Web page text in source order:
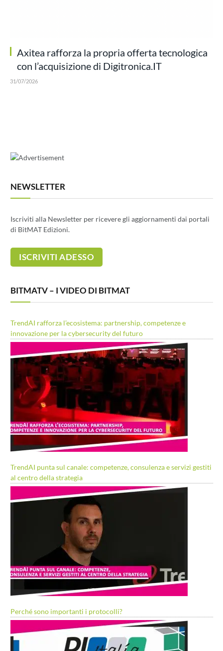
Axitea rafforza la propria offerta tecnologica
con l’acquisizione di Digitronica.IT
31/07/2026
NEWSLETTER
Iscriviti alla Newsletter per ricevere gli aggiornamenti dai portali
di BitMAT Edizioni.
BITMATV – I VIDEO DI BITMAT
TrendAI rafforza l’ecosistema: partnership, competenze e
innovazione per la cybersecurity del futuro
TrendAI punta sul canale: competenze, consulenza e servizi gestiti
al centro della strategia
Perché sono importanti i protocolli?